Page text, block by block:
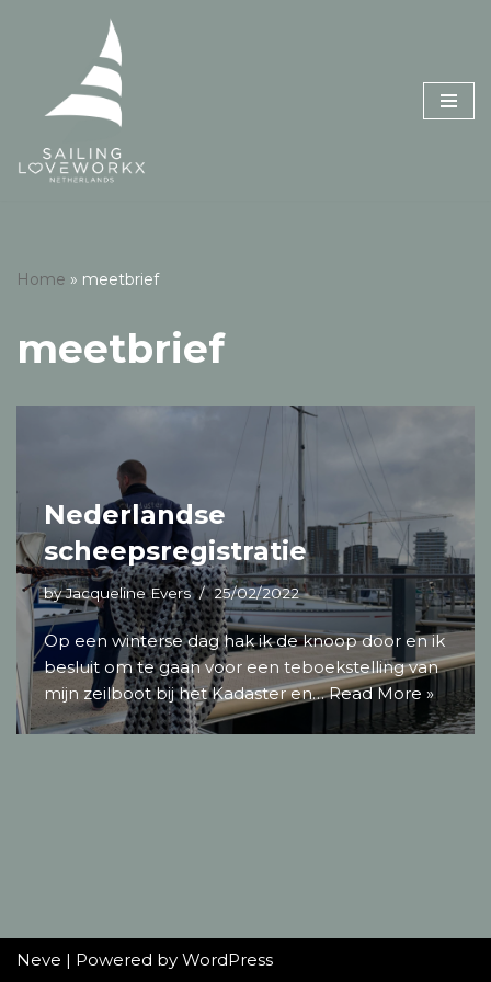
content
Home » meetbrief
meetbrief
Nederlandse
scheepsregistratie
byJacqueline Evers 25/02/2022
Op een winterse dag hak ik de knoop door en ik
besluit om te gaan voor een teboekstelling van
mijn zeilboot bij het Kadaster en…Read More »
Neve | Powered by WordPress